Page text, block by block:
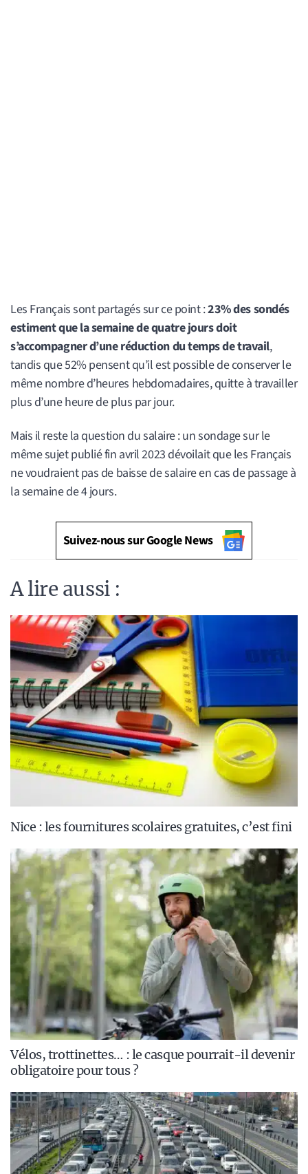
Les Français sont partagés sur ce point :23% des sondés
estiment que la semaine de quatre jours doit
s’accompagner d’une réduction du temps de travail,
tandis que 52% pensent qu’il est possible de conserver le
même nombre d’heures hebdomadaires, quitte à travailler
plus d’une heure de plus par jour.
Mais il reste la question du salaire : un sondage sur le
même sujet publié fin avril 2023 dévoilait que les Français
ne voudraient pas de baisse de salaire en cas de passage à
la semaine de 4 jours.
Suivez-nous sur Google News
A lire aussi :
Nice : les fournitures scolaires gratuites, c’est fini
Vélos, trottinettes… : le casque pourrait-il devenir
obligatoire pour tous ?